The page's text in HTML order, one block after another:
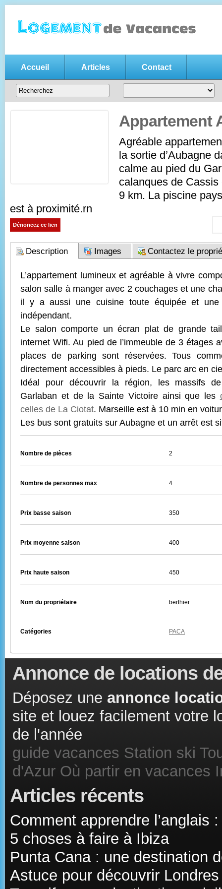
Annonce location vacances
Votreannonce de location de vacances gratuite
, n'hésitez pas
entre particuliers
Accueil Articles Contact
Appartement
Agréable
la sortie d’Aubagne
calme au pied du
calanques de
9 km. La piscine
est à proximité.rn
Dénoncez ce lien
Description Images Contactez le
L’appartement lumineux et agréable à vivre
salon salle à manger avec 2 couchages et une
il y a aussi une cuisine toute équipée et
indépendant.
Le salon comporte un écran plat de grande
internet Wifi. Au pied de l’immeuble de 3 étages
places de parking sont réservées. Tous
directement accessibles à pieds. Le parc arc en
Idéal pour découvrir la région, les massifs
Garlaban et de la Sainte Victoire ainsi que les
celles de La Ciotat. Marseille est à 10 min en
Les bus sont gratuits sur Aubagne et un arrêt est
Nombre de pièces 2
Nombre de personnes max 4
Prix basse saison 350
Prix moyenne saison 400
Prix haute saison 450
Nom du propriétaire berthier
Catégories PACA
Annonce de locations
Déposez une annonce
site et louez facilement votre
de l'année
guide vacances Station ski
d'Azur Où partir en vacances
Articles récents
Comment apprendre l’anglais
5 choses à faire à Ibiza
Punta Cana : une destination
Astuce pour découvrir Londres